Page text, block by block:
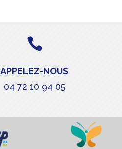

APPELEZ-NOUS
04 72 10 94 05